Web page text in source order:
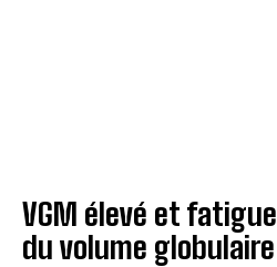
VGM élevé et
du volume